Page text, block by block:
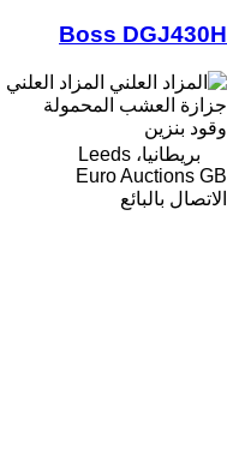
Boss DGJ430H
المزاد العلني
جزازة العشب المحمولة
وقود بنزين
بريطانيا، Leeds
Euro Auctions GB
الاتصال بالبائع